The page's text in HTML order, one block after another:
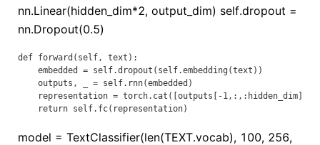
nn.Linear(hidden_dim*2, output_dim) self.dropout =
nn.Dropout(0.5)
def forward(self, text):
    embedded = self.dropout(self.embedding(text))
    outputs, _ = self.rnn(embedded)
representation = torch.cat([outputs[-1,:,:hidden_dim],
model = TextClassifier(len(TEXT.vocab), 100, 256,